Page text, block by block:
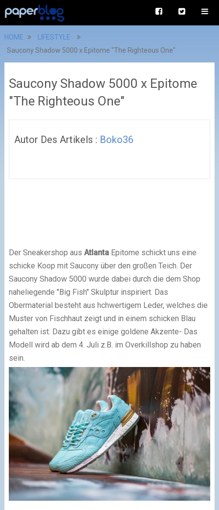
HOME
LIFESTYLE
Saucony Shadow 5000 x Epitome
Autor Des Artikels : Boko36
Der Sneakershop aus AtlantaEpitome schickt uns eine
schicke Koop mit Saucony über den großen Teich. Der
Saucony Shadow 5000 wurde dabei durch die dem Shop
naheliegende "Big Fish" Skulptur inspiriert. Das
Obermaterial besteht aus hchwertigem Leder, welches die
Muster von Fischhaut zeigt und in einem schicken Blau
gehalten ist. Dazu gibt es einige goldene Akzente- Das
Modell wird ab dem 4. Juli z.B. im Overkillshop zu haben
sein.